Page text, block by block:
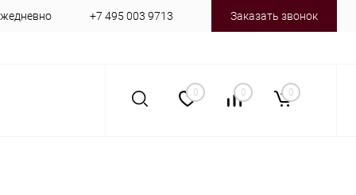
+7 495 003 9713 Заказать звонок
0 0 0